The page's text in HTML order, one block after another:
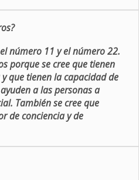
número 11 y el número 22.
porque se cree que tienen
que tienen la capacidad de
a las personas a
También se cree que
de conciencia y de